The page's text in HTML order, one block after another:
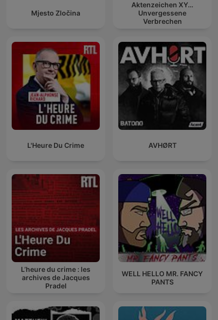
Mjesto Zločina
Aktenzeichen XY…
Unvergessene
Verbrechen
L'Heure Du Crime AVHØRT
L’heure du crime : les
archives de Jacques
Pradel
WELL HELLO MR. FANCY
PANTS